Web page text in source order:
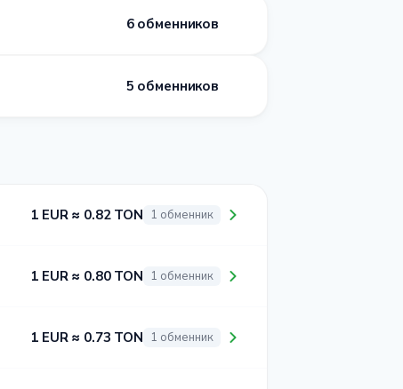
6 обменников
5 обменников
1 EUR ≈ 0.82 TON 1 обменник
1 EUR ≈ 0.80 TON 1 обменник
1 EUR ≈ 0.73 TON 1 обменник